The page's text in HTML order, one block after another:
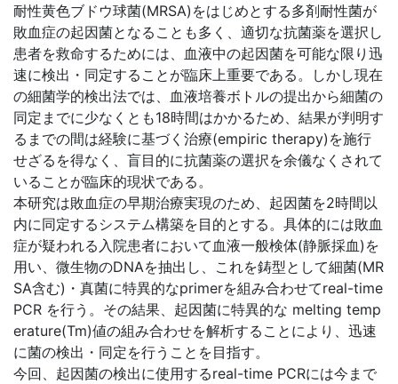
耐性黄色ブドウ球菌(MRSA)をはじめとする多剤耐性菌が
敗血症の起因菌となることも多く、適切な抗菌薬を選択し
患者を救命するためには、血液中の起因菌を可能な限り迅
速に検出・同定することが臨床上重要である。しかし現在
の細菌学的検出法では、血液培養ボトルの提出から細菌の
同定までに少なくとも18時間はかかるため、結果が判明す
るまでの間は経験に基づく治療(empiric therapy)を施行
せざるを得なく、盲目的に抗菌薬の選択を余儀なくされて
いることが臨床的現状である。
本研究は敗血症の早期治療実現のため、起因菌を2時間以
内に同定するシステム構築を目的とする。具体的には敗血
症が疑われる入院患者において血液一般検体(静脈採血)を
用い、微生物のDNAを抽出し、これを鋳型として細菌(MR
SA含む)・真菌に特異的なprimerを組み合わせてreal-time
PCR を行う。その結果、起因菌に特異的な melting temp
erature(Tm)値の組み合わせを解析することにより、迅速
に菌の検出・同定を行うことを目指す。
今回、起因菌の検出に使用するreal-time PCRには今まで